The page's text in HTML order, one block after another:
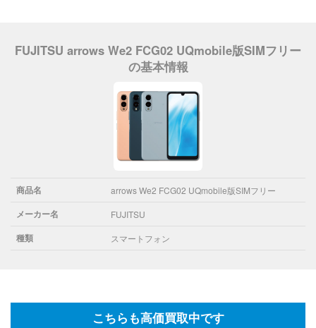
FUJITSU arrows We2 FCG02 UQmobile版SIMフリー
の基本情報
商品名 arrows We2 FCG02 UQmobile版SIMフリー
メーカー名 FUJITSU
種類 スマートフォン
こちらも高価買取中です